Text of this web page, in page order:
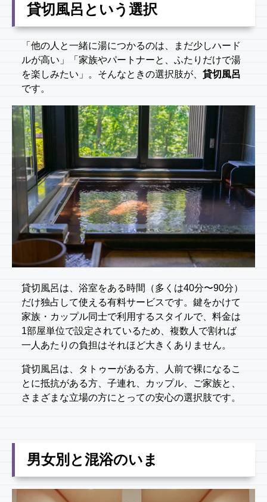
貸切風呂という選択
「他の人と一緒に湯につかるのは、まだ少しハード
ルが高い」「家族やパートナーと、ふたりだけで湯
を楽しみたい」。そんなときの選択肢が、 貸切風呂
です。
貸切風呂は、浴室をある時間（多くは40分〜90分）
だけ独占して使える有料サービスです。鍵をかけて
家族・カップル同士で利用するスタイルで、料金は
1部屋単位で設定されているため、複数人で割れば
一人あたりの負担はそれほど大きくありません。
貸切風呂は、タトゥーがある方、人前で裸になるこ
とに抵抗がある方、子連れ、カップル、ご家族と、
さまざまな立場の方にとっての安心の選択肢です。
男女別と混浴のいま